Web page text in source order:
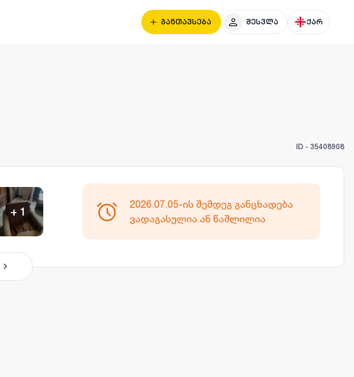
განთავსება შესვლა ქარ
ID - 35408908
+ 1
2026.07.05-ის შემდეგ განცხადება
ვადაგასულია ან წაშლილია